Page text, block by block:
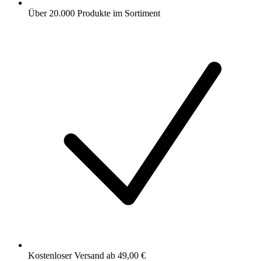
Über 20.000 Produkte im Sortiment
Kostenloser Versand ab 49,00 €